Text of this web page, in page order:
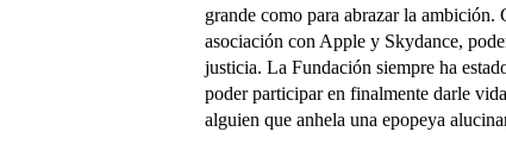
grande como para abrazar la ambición.
asociación con Apple y Skydance,
justicia. La Fundación siempre ha
poder participar en finalmente darle
alguien que anhela una epopeya